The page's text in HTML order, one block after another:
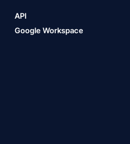
API
Google Workspace